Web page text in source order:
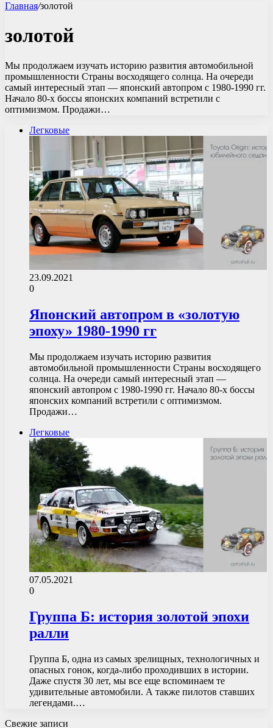
Главная/золотой
золотой
Мы продолжаем изучать историю развития автомобильной
промышленности Страны восходящего солнца. На очереди
самый интересный этап — японский автопром с 1980-1990 гг.
Начало 80-х боссы японских компаний встретили с
оптимизмом. Продажи…
Легковые
23.09.2021
0
Японский автопром в «золотую
эпоху» 1980-1990 гг
Мы продолжаем изучать историю развития
автомобильной промышленности Страны восходящего
солнца. На очереди самый интересный этап —
японский автопром с 1980-1990 гг. Начало 80-х боссы
японских компаний встретили с оптимизмом.
Продажи…
Легковые
07.05.2021
0
Группа Б: история золотой эпохи
ралли
Группа Б, одна из самых зрелищных, технологичных и
опасных гонок, когда-либо проходивших в истории.
Даже спустя 30 лет, мы все еще вспоминаем те
удивительные автомобили. А также пилотов ставших
легендами.…
Свежие записи